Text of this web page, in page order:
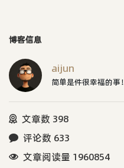
博客信息
aijun
简单是件很幸福的事！
文章数 398
评论数 633
文章阅读量 1960854